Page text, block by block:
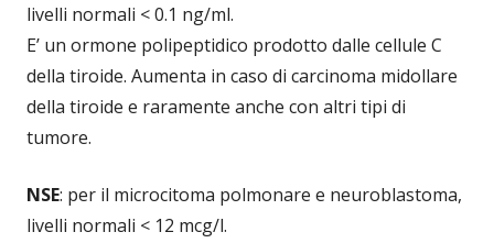
livelli normali < 0.1 ng/ml.
E’ un ormone polipeptidico prodotto dalle cellule C
della tiroide. Aumenta in caso di carcinoma midollare
della tiroide e raramente anche con altri tipi di
tumore.
NSE: per il microcitoma polmonare e neuroblastoma,
livelli normali < 12 mcg/l.